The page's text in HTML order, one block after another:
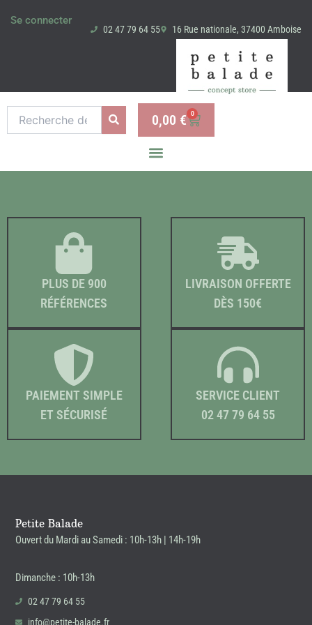
Se connecter
02 47 79 64 55 16 Rue nationale, 37400 Amboise
pour :
0,00 € 0
Panier
PLUS DE 900
RÉFÉRENCES
LIVRAISON OFFERTE
DÈS 150€
PAIEMENT SIMPLE
ET SÉCURISÉ
SERVICE CLIENT
02 47 79 64 55
Petite Balade
Ouvert du Mardi au Samedi : 10h-13h | 14h-19h
Dimanche : 10h-13h
02 47 79 64 55
info@petite-balade.fr